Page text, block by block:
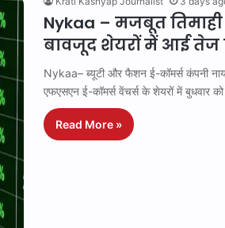
Nykaa – मजबूत
बावजूद शेयरों में आई तेज
Nykaa– ब्यूटी और फैशन ई-कॉमर्स कंपनी
एफएसएन ई-कॉमर्स वेंचर्स के शेयरों में बुधवार
Read More »